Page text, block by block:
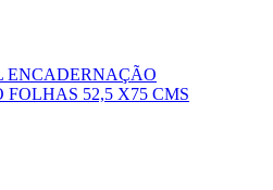
ENCADERNAÇÃO
52,5 X75 CMS